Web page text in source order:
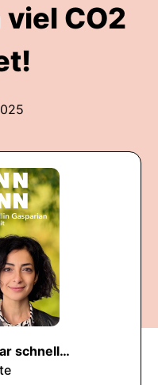
CO2